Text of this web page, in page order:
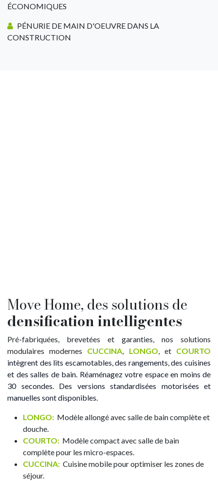
ÉCONOMIQUES
PÉNURIE DE MAIN D'OEUVRE DANS LA
CONSTRUCTION
Move Home, des solutions de
densification intelligentes
Pré-fabriquées, brevetées et garanties, nos solutions
modulaires modernes CUCCINA, LONGO, et COURTO
intègrent des lits escamotables, des rangements, des cuisines
et des salles de bain. Réaménagez votre espace en moins de
30 secondes. Des versions standardisées motorisées et
manuelles sont disponibles.
LONGO: Modèle allongé avec salle de bain complète et
douche.
COURTO: ​ Modèle compact avec salle de bain
complète pour les micro-espaces.
CUCCINA: ​ Cuisine mobile pour optimiser les zones de
séjour.